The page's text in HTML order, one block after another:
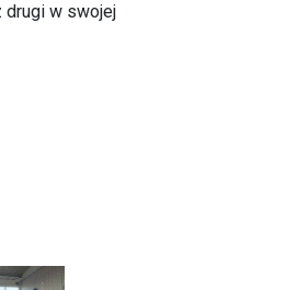
drugi w swojej